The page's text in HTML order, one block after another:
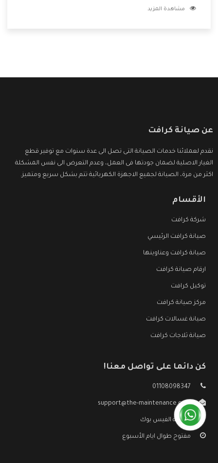
دون اى ازعاج كما أننا نهتم بكل ما يحتاجه المستهلك لكى نحافظ
مشاهدة المزيد
عن صيانة كرافت
نقدم لعملائنا خدمات الصيانة التى تصل الى عدة سنوات مع توفير قطع
الغيار الاصلية لضمان جودتها فى العمل، وعدم التعرض الى نفس المشكلة
اكثر من مرة، الصيانة لجميع الاجهزة الكهربائية تتم بشكل سريع ومتميز.
الأقسام
شركة كرافت
صيانة كرافت الرئيسي
صيانة كرافت وعناوينها
ارقام صيانة كرافت
توكيل كرافت
مركز صيانة كرافت
صيانة غسالات كرافت
صيانة ثلاجات كرافت
كن دائما على تواصل معنا!
01108098347
support@the-maintenance.com
صفحة الفيس بوك
مفتوح طوال ايام الأسبوع